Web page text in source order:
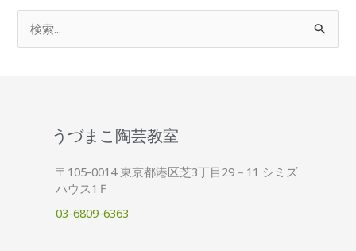
うづまこ陶芸教室
〒105-0014 東京都港区芝3丁目29－11 シミズ
ハウス1Ｆ
03-6809-6363